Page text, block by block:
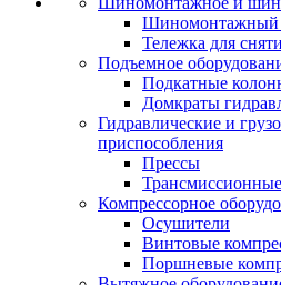
Шиномонтажный
Тележка для
Подъемное
Подкатные
Домкраты
Гидравлические и
приспособления
Прессы
Компрессорное
Осушители
Винтовые
Поршневые